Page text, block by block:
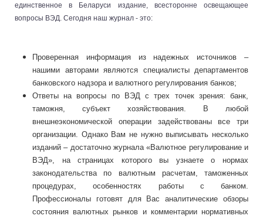
единственное в Беларуси издание, всесторонне освещающее
вопросы ВЭД. Сегодня наш журнал - это:
Проверенная информация из надежных источников –
нашими авторами являются специалисты департаментов
банковского надзора и валютного регулирования банков;
Ответы на вопросы по ВЭД с трех точек зрения: банк,
таможня, субъект хозяйствования. В любой
внешнеэкономической операции задействованы все три
организации. Однако Вам не нужно выписывать несколько
изданий – достаточно журнала «Валютное регулирование и
ВЭД», на страницах которого вы узнаете о нормах
законодательства по валютным расчетам, таможенных
процедурах, особенностях работы с банком.
Профессионалы готовят для Вас аналитические обзоры
состояния валютных рынков и комментарии нормативных